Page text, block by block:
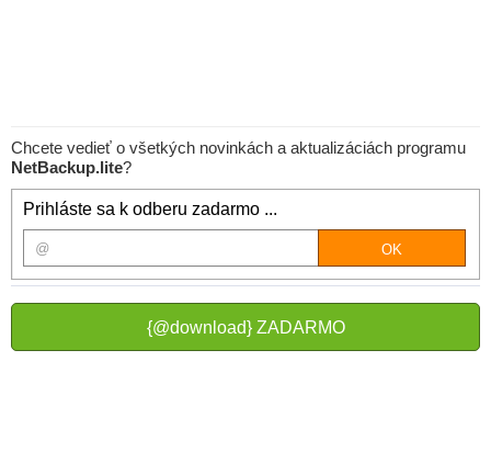
Chcete vedieť o všetkých novinkách a aktualizáciách programu
NetBackup.lite?
Prihláste sa k odberu zadarmo ...
{@download} ZADARMO